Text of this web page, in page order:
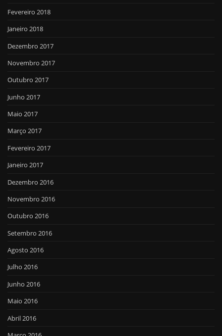
Fevereiro 2018
Janeiro 2018
Dezembro 2017
Novembro 2017
Outubro 2017
Junho 2017
Maio 2017
Março 2017
Fevereiro 2017
Janeiro 2017
Dezembro 2016
Novembro 2016
Outubro 2016
Setembro 2016
Agosto 2016
Julho 2016
Junho 2016
Maio 2016
Abril 2016